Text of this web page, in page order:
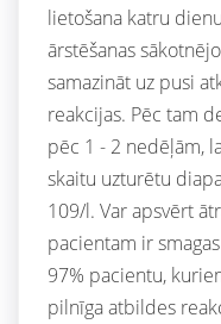
lietošana katru
ārstēšanas
samazināt uz pusi
reakcijas. Pēc tam
pēc 1 - 2 nedēļām,
skaitu uzturētu
109/l. Var apsvērt
pacientam ir
97% pacientu,
pilnīga atbildes